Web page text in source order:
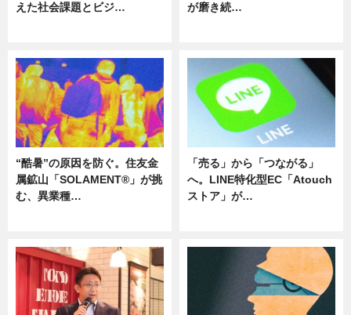
えた社会課題とビジ…
が磨き続…
“酷暑”の原因を防ぐ。住友金
属鉱山「SOLAMENT®」が挑
む、異業種…
「売る」から「つながる」
へ。LINE特化型EC「Atouch
ストア」が…